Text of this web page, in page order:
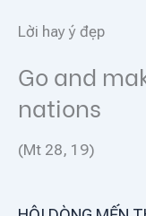
Lời hay ý đẹp
Go and
nations
(Mt 28, 19)